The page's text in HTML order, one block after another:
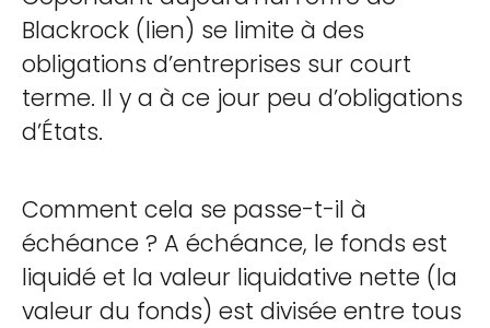
Blackrock (lien) se limite à des
obligations d’entreprises sur court
terme. Il y a à ce jour peu d’obligations
d’États.
Comment cela se passe-t-il à
échéance ? A échéance, le fonds est
liquidé et la valeur liquidative nette (la
valeur du fonds) est divisée entre tous